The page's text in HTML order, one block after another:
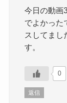
今日の動画
でよかった
スしてまし
す。
0
返信